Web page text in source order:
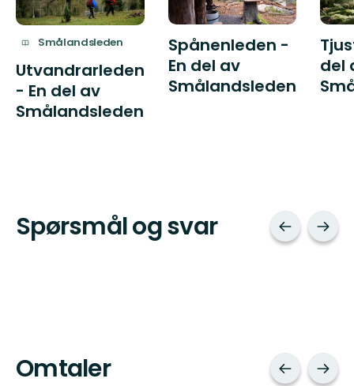
Smålandsleden
Utvandrarleden
- En del av
Smålandsleden
Spånenleden -
En del av
Smålandsleden
del
Spørsmål og svar
Omtaler